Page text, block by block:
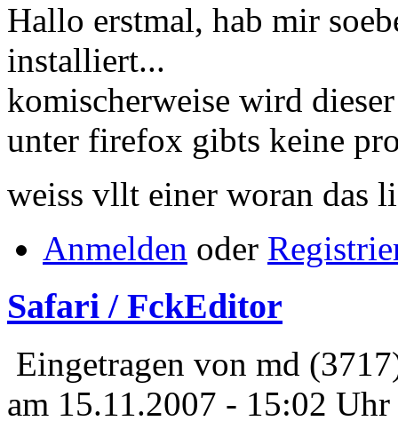
Hallo erstmal, hab mir
installiert...
komischerweise wird
unter firefox gibts keine
weiss vllt einer woran das
Anmelden oder
Safari / FckEditor
Eingetragen von md
am 15.11.2007 - 15:02 Uhr